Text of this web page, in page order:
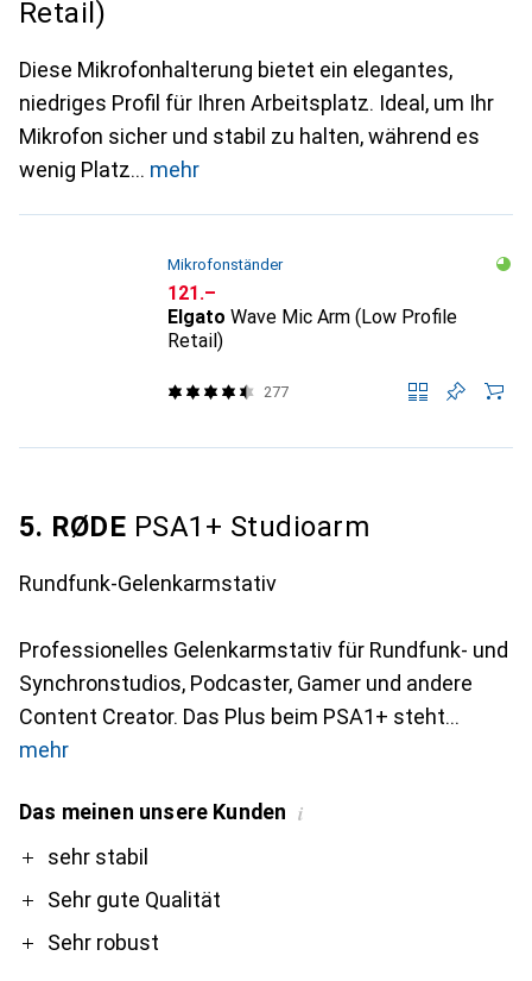
Retail)
Diese Mikrofonhalterung bietet ein elegantes,
niedriges Profil für Ihren Arbeitsplatz. Ideal, um Ihr
Mikrofon sicher und stabil zu halten, während es
wenig Platz
mehr
Mikrofonständer
CHF
121.–
Elgato Wave Mic Arm (Low Profile
Retail)
277
5. RØDE PSA1+ Studioarm
Rundfunk-Gelenkarmstativ
Professionelles Gelenkarmstativ für Rundfunk- und
Synchronstudios, Podcaster, Gamer und andere
Content Creator. Das Plus beim PSA1+ steht
mehr
Das meinen unsere Kunden i
Prosehr stabil
Sehr gute Qualität
Sehr robust
Contra